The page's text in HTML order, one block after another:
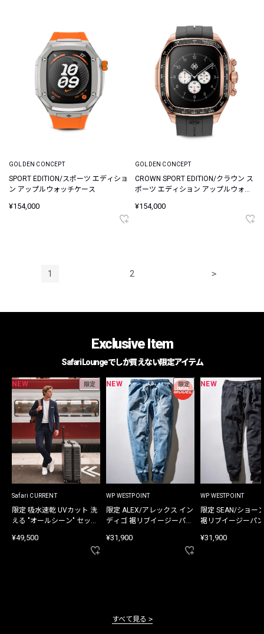
GOLDEN CONCEPT
SPORT EDITION/スポーツ エディショ
ン アップルウォッチケース
¥154,000
GOLDEN CONCEPT
CROWN SPORT EDITION/クラウン ス
ポーツ エディション アップルウォッ
¥154,000
1 2 >
Exclusive Item
Safari Loungeでしか買えない限定アイテム
NEW 限定
Safari CURRENT
限定 吸水速乾 UVカット 洗
える "オールシーン" セット
¥49,500
NEW 限定
WP WESTPOINT
限定 ALEX/アレックス イン
ディゴ 裾リブイージーパン
¥31,900
NEW
WP WESTPOINT
限定 SEAN/ショー
裾リブイージーパ
¥31,900
すべて見る